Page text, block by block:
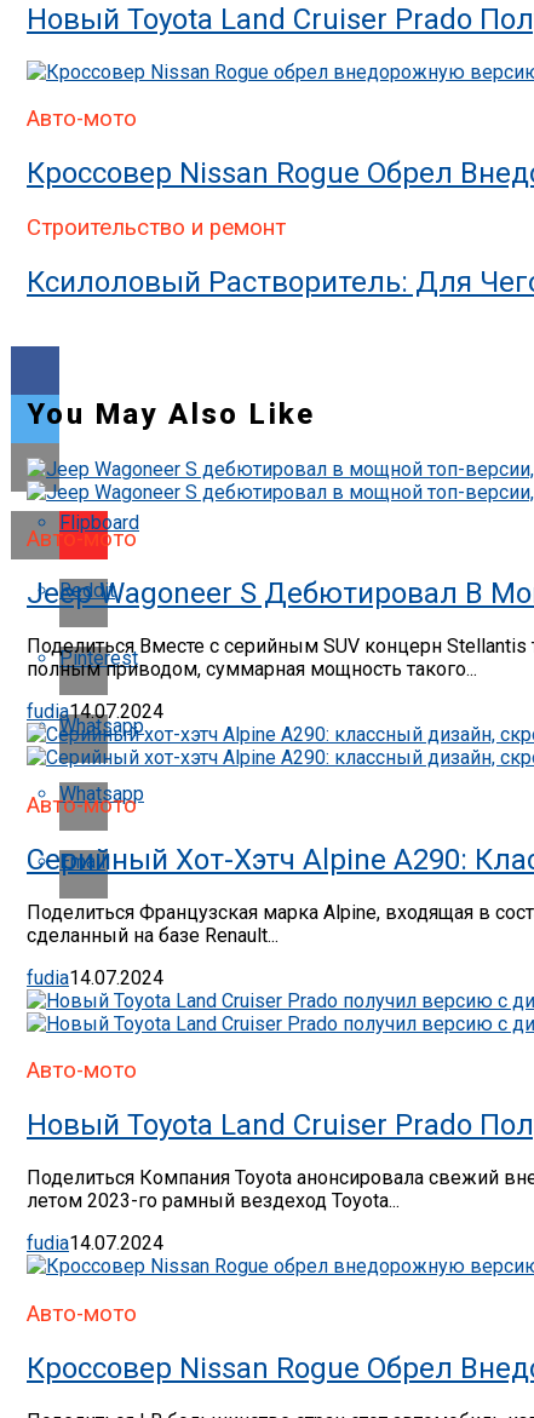
Новый Toyota Land Cruiser Prado
Авто-мото
Кроссовер Nissan Rogue Обрел
Строительство и ремонт
Ксилоловый Растворитель: Для
Flipboard
Reddit
Pinterest
Whatsapp
Whatsapp
Email
You May Also Like
Авто-мото
Jeep Wagoneer S Дебютировал В
Поделиться Вместе с серийным SUV концерн
полным приводом, суммарная мощность такого...
fudia14.07.2024
Авто-мото
Серийный Хот-Хэтч Alpine A290:
Поделиться Французская марка Alpine, входящая в
сделанный на базе Renault...
fudia14.07.2024
Авто-мото
Новый Toyota Land Cruiser Prado
Поделиться Компания Toyota анонсировала свежий
летом 2023-го рамный вездеход Toyota...
fudia14.07.2024
Авто-мото
Кроссовер Nissan Rogue Обрел